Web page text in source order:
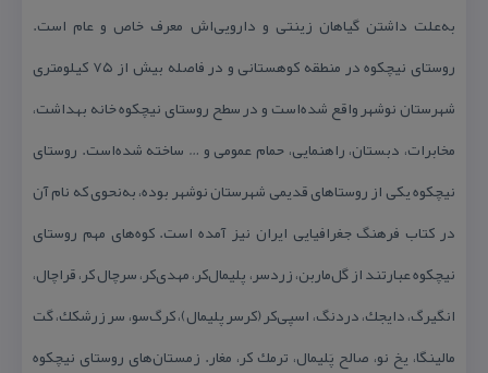
به‌علت داشتن گیاهان زینتی و دارویی‌اش معرف خاص و عام است.
روستای نیچكوه در منطقه كوهستانی و در فاصله بیش از ۷۵ كیلومتری
شهرستان نوشهر واقع شده‌است و در سطح روستای نیچكوه خانه بهداشت،
مخابرات، دبستان، راهنمایی، حمام عمومی و … ساخته شده‌است. روستای
نیچكوه یكی از روستاهای قدیمی شهرستان نوشهر بوده، به‌نحوی كه نام آن
در كتاب فرهنگ جغرافیایی ایران نیز آمده است. كوه‌های مهم روستای
نیچكوه عبارتند از گل‌ماربن، زردسر، پلیمال‌كر، مهدی‌كر، سرچال كر، قراچال،
انگیرگ، دایجك، دردنگ، اسپی‌كر (كرسر پلیمال)، كرگ‌سو، سر زرشكك، گت
مالینگا، یخ نو، صالح پَلیمال، ترمك كر، مغار. زمستان‌های روستای نیچكوه